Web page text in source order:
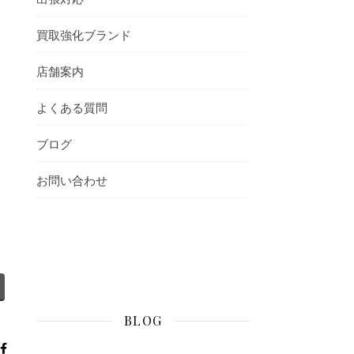
買取強化ブランド
店舗案内
よくある質問
ブログ
お問い合わせ
BLOG